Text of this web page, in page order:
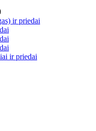
ir priedai
ir priedai